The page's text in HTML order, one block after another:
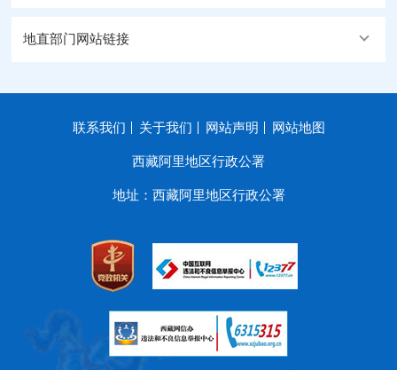
地直部门网站链接
联系我们 关于我们 网站声明 网站地图
西藏阿里地区行政公署
地址：西藏阿里地区行政公署